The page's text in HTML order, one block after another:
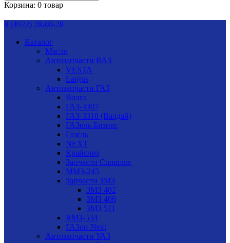
Корзина: 0 товар
8 (4922) 28-00-28
Каталог
Масло
Автозапчасти ВАЗ
VESTA
Largus
Автозапчасти ГАЗ
Волга
ГАЗ-3307
ГАЗ-3310 (Валдай)
ГАЗель-Бизнес
Газель
NEXT
Крайслер
Запчасти Cummins
ММЗ-245
Запчасти ЗМЗ
ЗМЗ 402
ЗМЗ 406
ЗМЗ 511
ЯМЗ-534
ГАЗон Next
Автозапчасти УАЗ